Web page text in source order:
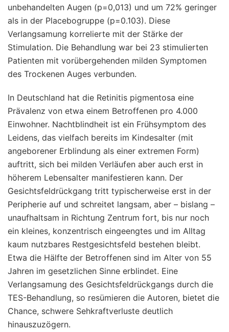
unbehandelten Augen (p=0,013) und um 72% geringer
als in der Placebogruppe (p=0.103). Diese
Verlangsamung korrelierte mit der Stärke der
Stimulation. Die Behandlung war bei 23 stimulierten
Patienten mit vorübergehenden milden Symptomen
des Trockenen Auges verbunden.
In Deutschland hat die Retinitis pigmentosa eine
Prävalenz von etwa einem Betroffenen pro 4.000
Einwohner. Nachtblindheit ist ein Frühsymptom des
Leidens, das vielfach bereits im Kindesalter (mit
angeborener Erblindung als einer extremen Form)
auftritt, sich bei milden Verläufen aber auch erst in
höherem Lebensalter manifestieren kann. Der
Gesichtsfeldrückgang tritt typischerweise erst in der
Peripherie auf und schreitet langsam, aber – bislang –
unaufhaltsam in Richtung Zentrum fort, bis nur noch
ein kleines, konzentrisch eingeengtes und im Alltag
kaum nutzbares Restgesichtsfeld bestehen bleibt.
Etwa die Hälfte der Betroffenen sind im Alter von 55
Jahren im gesetzlichen Sinne erblindet. Eine
Verlangsamung des Gesichtsfeldrückgangs durch die
TES-Behandlung, so resümieren die Autoren, bietet die
Chance, schwere Sehkraftverluste deutlich
hinauszuzögern.